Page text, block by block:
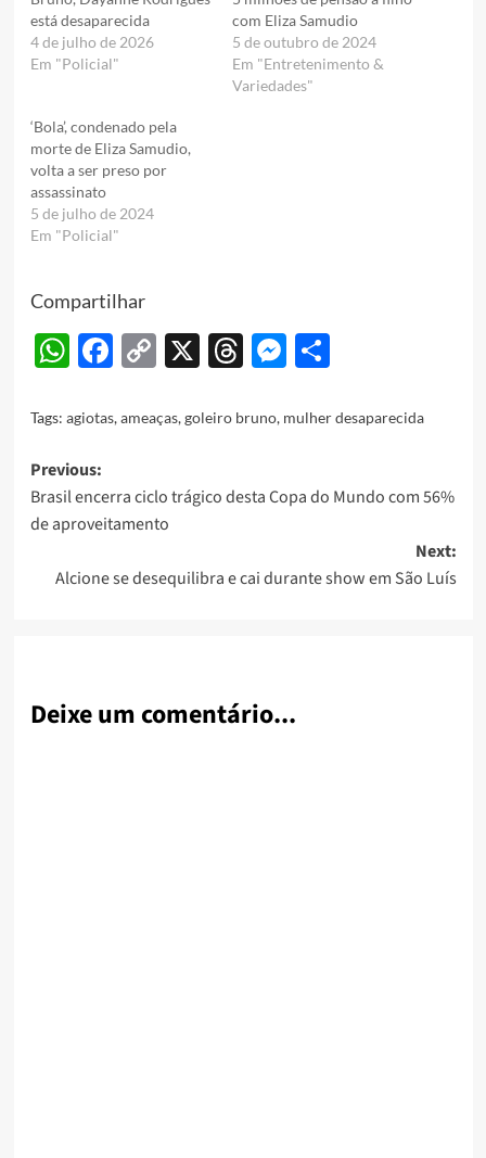
está desaparecida
4 de julho de 2026
Em "Policial"
com Eliza Samudio
5 de outubro de 2024
Em "Entretenimento &
Variedades"
‘Bola’, condenado pela
morte de Eliza Samudio,
volta a ser preso por
assassinato
5 de julho de 2024
Em "Policial"
Compartilhar
WhatsApp
Facebook
Copy
X Threads
Messenger
Share
Tags: agiotas,ameaças,goleiro bruno, mulher desaparecida
Post
navigation
Previous:
Brasil encerra ciclo trágico desta Copa do Mundo com 56%
de aproveitamento
Next:
Alcione se desequilibra e cai durante show em São Luís
Deixe um comentário...